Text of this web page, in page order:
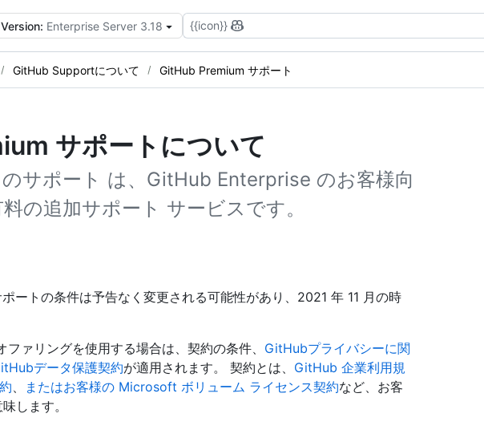
Version: Enterprise Server 3.18 {{icon}}
GitHub Supportについて GitHub Premium サポート
サポートについて
サポート は、GitHub Enterprise のお客様向
の追加サポート サービスです。
ートの条件は予告なく変更される可能性があり、2021 年 11 月の時
ァリングを使用する場合は、契約の条件、 GitHubプライバシーに関
データ保護契約が適用されます。 契約とは、 GitHub 企業利用規
、 またはお客様の Microsoft ボリューム ライセンス契約など、お客
します。